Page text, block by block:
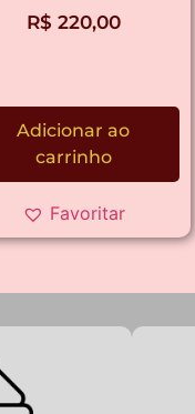
R$ 220,00
Adicionar ao
carrinho
Favoritar